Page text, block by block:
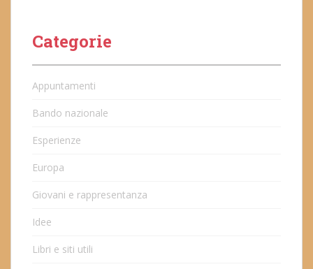
Categorie
Appuntamenti
Bando nazionale
Esperienze
Europa
Giovani e rappresentanza
Idee
Libri e siti utili